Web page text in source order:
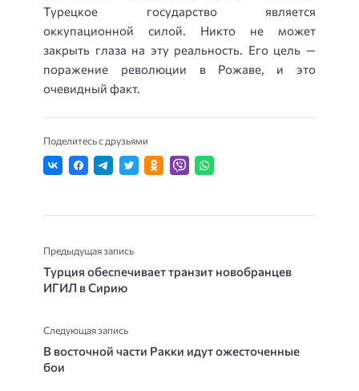
Турецкое государство является
оккупационной силой. Никто не может
закрыть глаза на эту реальность. Его цель —
поражение революции в Рожаве, и это
очевидный факт.
Поделитесь с друзьями
Предыдущая запись
Турция обеспечивает транзит новобранцев
ИГИЛ в Сирию
Следующая запись
В восточной части Ракки идут ожесточенные
бои